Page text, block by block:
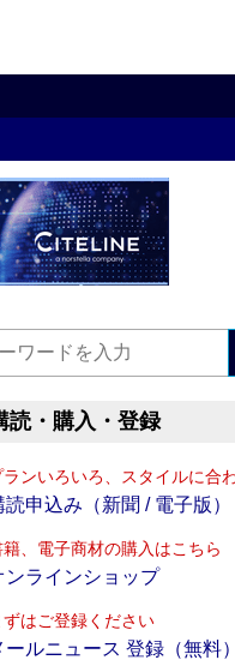
読・購入・登録
ランいろいろ、スタイルに合
読申込み（新聞 / 電子版）
籍、電子商材の購入はこちら
ンラインショップ
ずはご登録ください
ールニュース 登録（無料）